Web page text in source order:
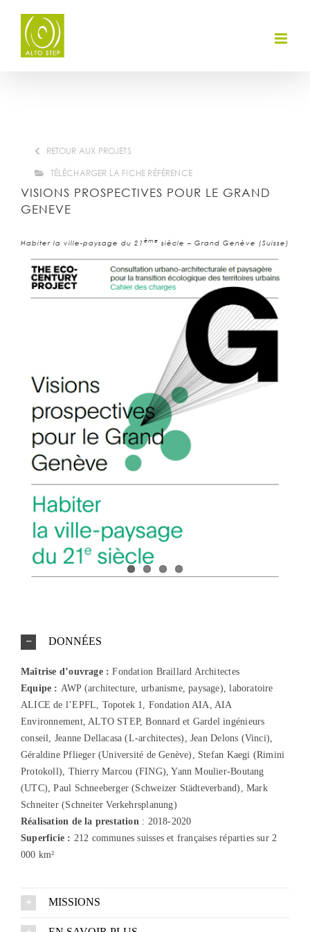
content
RETOUR AUX PROJETS
TÉLÉCHARGER LA FICHE RÉFÉRENCE
VISIONS PROSPECTIVES POUR LE GRAND
GENEVE
Habiter la ville-paysage du 21 ème siècle – Grand Genève (Suisse)
DONNÉES
Maîtrise d’ouvrage : Fondation Braillard Architectes
Equipe : AWP (architecture, urbanisme, paysage), laboratoire
ALICE de l’EPFL, Topotek 1, Fondation AIA, AIA
Environnement, ALTO STEP, Bonnard et Gardel ingénieurs
conseil, Jeanne Dellacasa (L-architectes), Jean Delons (Vinci),
Géraldine Pflieger (Université de Genève), Stefan Kaegi (Rimini
Protokoll), Thierry Marcou (FING), Yann Moulier-Boutang
(UTC), Paul Schneeberger (Schweizer Städteverband), Mark
Schneiter (Schneiter Verkehrsplanung)
Réalisation de la prestation : 2018-2020
Superficie : 212 communes suisses et françaises réparties sur 2
000 km²
MISSIONS